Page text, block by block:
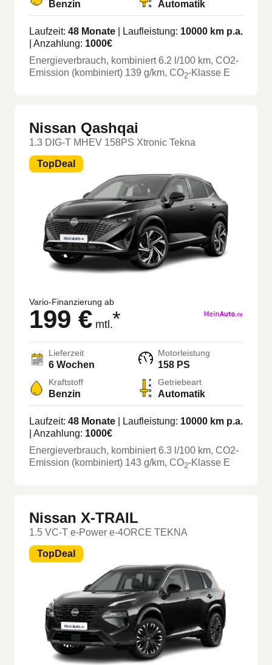
Benzin Automatik
Laufzeit: 48 Monate | Laufleistung: 10000 km p.a.
| Anzahlung: 1000€
Energieverbrauch, kombiniert6.2 l/100 km, CO2-
Emission (kombiniert) 139 g/km, CO2-Klasse E
Nissan Qashqai
1.3 DIG-T MHEV 158PS Xtronic Tekna
TopDeal
Vario-Finanzierung ab
199 € mtl.*
Lieferzeit
6 Wochen
Motorleistung
158 PS
Kraftstoff
Benzin
Getriebeart
Automatik
Laufzeit: 48 Monate | Laufleistung: 10000 km p.a.
| Anzahlung: 1000€
Energieverbrauch, kombiniert6.3 l/100 km, CO2-
Emission (kombiniert) 143 g/km, CO2-Klasse E
Nissan X-TRAIL
1.5 VC-T e-Power e-4ORCE TEKNA
TopDeal